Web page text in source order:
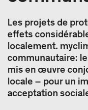
Les projets de
effets
localement.
communautaire:
mis en œuvre
locale – pour un
acceptation